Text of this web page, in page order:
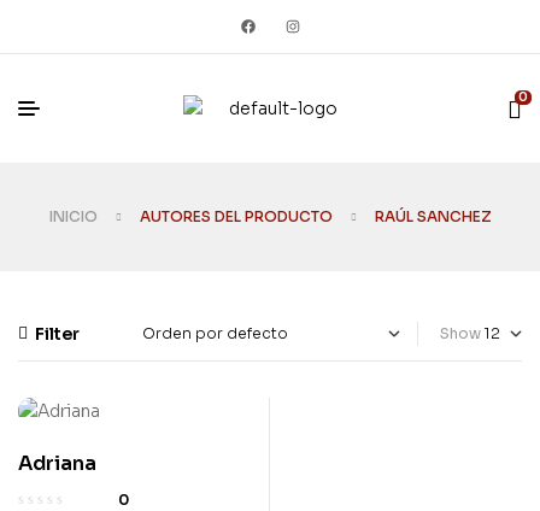
0
INICIO AUTORES DEL PRODUCTO RAÚL SANCHEZ
Filter Show
Usado
Adriana
0